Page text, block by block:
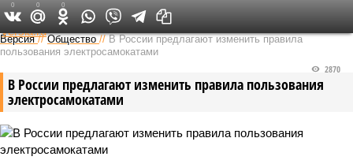
Федеральный выпуск
Версия //Общество //В России предлагают изменить правила
пользования электросамокатами
В России предлагают изменить правила пользования
электросамокатами
2870
0 0 0